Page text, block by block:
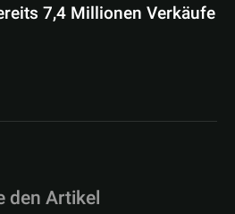
7,4 Millionen Verkäufe
den Artikel